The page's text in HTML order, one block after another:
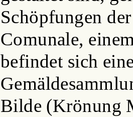
Schöpfungen
Comunale,
befindet sich
Bilde (Krönung